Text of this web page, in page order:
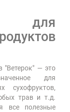
для
"Ветерок" — это
для
сухофруктов,
трав и т.д.
все полезные